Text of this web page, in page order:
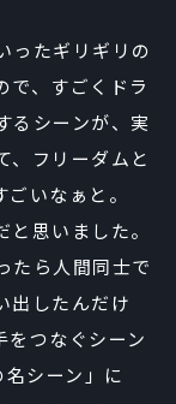
ったギリギリの
で、すごくドラ
るシーンが、実
、フリーダムと
いなぁと。
思いました。
たら人間同士で
出したんだけ
をつなぐシーン
シーン」に